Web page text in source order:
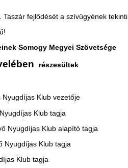
fejlődését a szívügyének tekinti.
Somogy Megyei Szövetsége
részesültek
Klub vezetője
Klub tagja
Nyugdíjas Klub alapító tagja
Nyugdíjas Klub tagja
Klub tagja